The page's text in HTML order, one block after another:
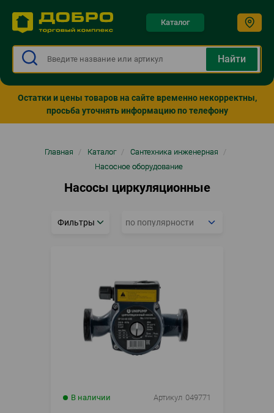
Каталог
Остатки и цены товаров на сайте временно некорректны,
просьба уточнять информацию по телефону
СтрокаГлавная / Каталог / Сантехника инженерная
/
Насосное оборудование
Насосы циркуляционные
Фильтры
В наличии Артикул 049771